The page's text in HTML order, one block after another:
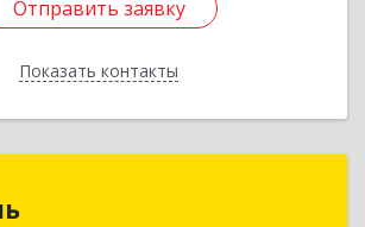
Отправить заявку
Показать контакты
Отправить заявку
Назад